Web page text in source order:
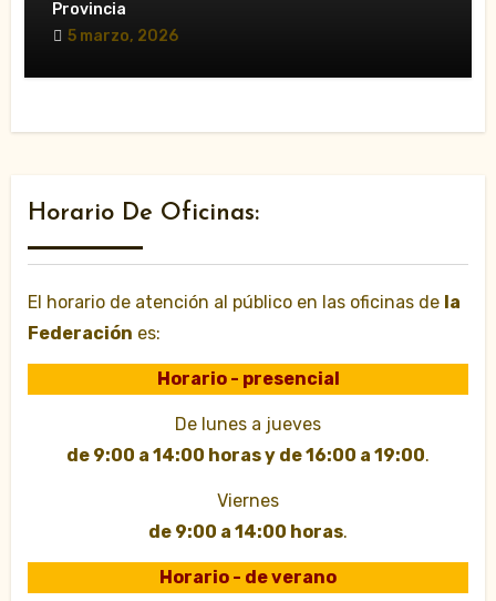
Provincia
5 marzo, 2026
Horario De Oficinas:
El horario de atención al público en las oficinas de la
Federación es:
Horario - presencial
De lunes a jueves
de 9:00 a 14:00 horas y de 16:00 a 19:00.
Viernes
de 9:00 a 14:00 horas.
Horario - de verano